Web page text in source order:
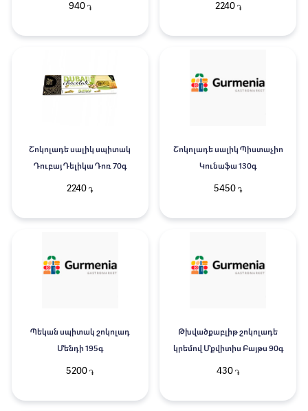
940֏ 2240֏
Շոկոլադե սալիկ սպիտակ
Դուբայ Դելիկա Դոռ 70գ
2240 ֏
Շոկոլադե սալիկ Պիստաչիո
Կունաֆա 130գ
5450 ֏
Պեկան սպիտակ շոկոլադ
Մենդի 195գ
5200 ֏
Թխվածքաբլիթ շոկոլադե
կրեմով Մքվիտիս Բայթս 90գ
430 ֏